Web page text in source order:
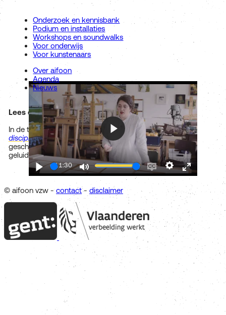
Onderzoek en kennisbank
Podium en installaties
Workshops en soundwalks
Voor onderwijs
Voor kunstenaars
Over aifoon
Agenda
Nieuws
Play
11:30
Mute
Enable
captions
Settings
Enter
fullscreen
Play
Lees de tekst
In de tekstGeluidskunst in Vlaanderen: een groeiende
disciplinegeeft Kunstenpunt een overzicht van de
geschiedenis en de belangrijkste spelers van de Vlaamse
geluidskunst
© aifoon vzw -contact- disclaimer